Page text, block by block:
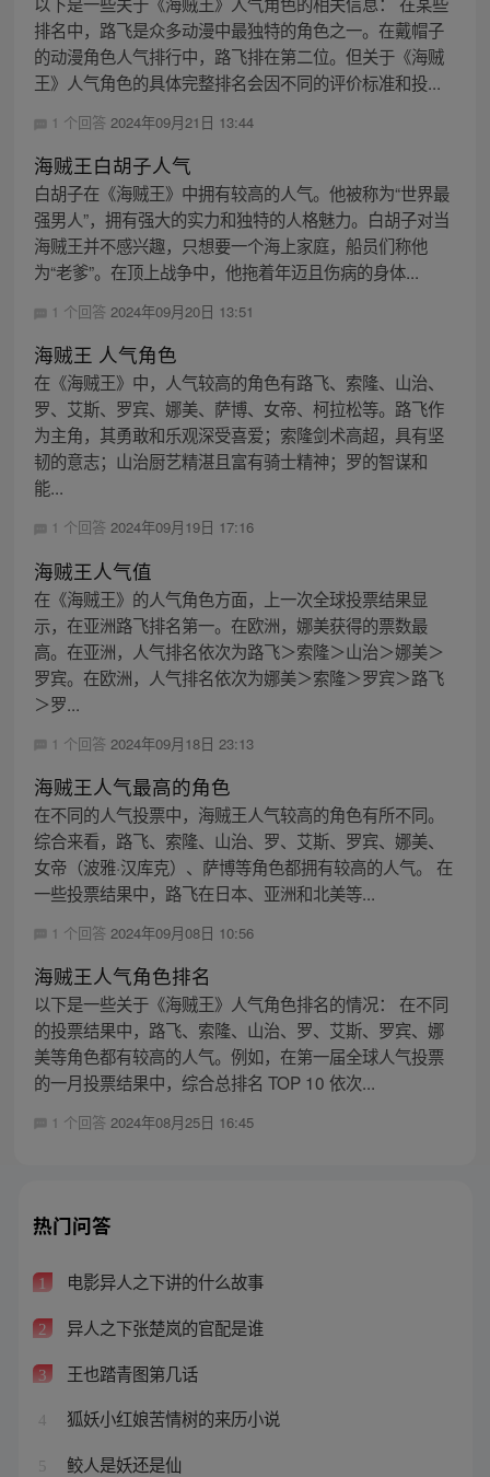
排名中，路飞是众多动漫中最独特的角色之一。在戴帽子
的动漫角色人气排行中，路飞排在第二位。但关于《海贼
王》人气角色的具体完整排名会因不同的评价标准和投...
1 个回答 2024年09月21日 13:44
海贼王白胡子人气
白胡子在《海贼王》中拥有较高的人气。他被称为“世界最
强男人”，拥有强大的实力和独特的人格魅力。白胡子对当
海贼王并不感兴趣，只想要一个海上家庭，船员们称他
为“老爹”。在顶上战争中，他拖着年迈且伤病的身体...
1 个回答 2024年09月20日 13:51
海贼王 人气角色
在《海贼王》中，人气较高的角色有路飞、索隆、山治、
罗、艾斯、罗宾、娜美、萨博、女帝、柯拉松等。路飞作
为主角，其勇敢和乐观深受喜爱；索隆剑术高超，具有坚
韧的意志；山治厨艺精湛且富有骑士精神；罗的智谋和
能...
1 个回答 2024年09月19日 17:16
海贼王人气值
在《海贼王》的人气角色方面，上一次全球投票结果显
示，在亚洲路飞排名第一。在欧洲，娜美获得的票数最
高。在亚洲，人气排名依次为路飞＞索隆＞山治＞娜美＞
罗宾。在欧洲，人气排名依次为娜美＞索隆＞罗宾＞路飞
＞罗...
1 个回答 2024年09月18日 23:13
海贼王人气最高的角色
在不同的人气投票中，海贼王人气较高的角色有所不同。
综合来看，路飞、索隆、山治、罗、艾斯、罗宾、娜美、
女帝（波雅·汉库克）、萨博等角色都拥有较高的人气。 在
一些投票结果中，路飞在日本、亚洲和北美等...
1 个回答 2024年09月08日 10:56
海贼王人气角色排名
以下是一些关于《海贼王》人气角色排名的情况： 在不同
的投票结果中，路飞、索隆、山治、罗、艾斯、罗宾、娜
美等角色都有较高的人气。例如，在第一届全球人气投票
的一月投票结果中，综合总排名 TOP 10 依次...
1 个回答 2024年08月25日 16:45
热门问答
1 电影异人之下讲的什么故事
2 异人之下张楚岚的官配是谁
3 王也踏青图第几话
4 狐妖小红娘苦情树的来历小说
5 鲛人是妖还是仙